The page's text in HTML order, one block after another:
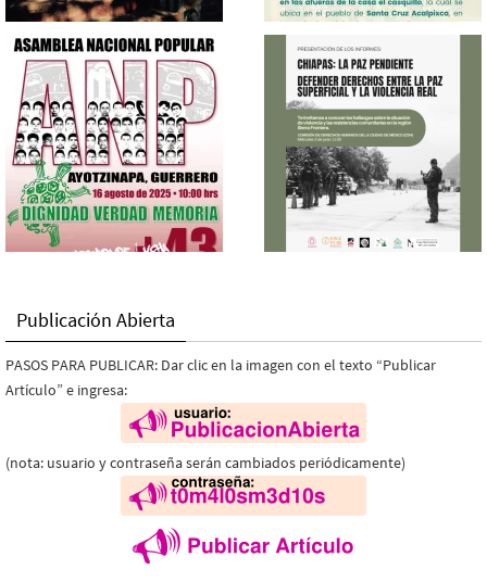
Publicación Abierta
PASOS PARA PUBLICAR: Dar clic en la imagen con el texto “Publicar
Artículo” e ingresa:
(nota: usuario y contraseña serán cambiados periódicamente)